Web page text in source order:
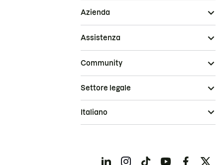
Azienda
Assistenza
Community
Settore legale
Italiano